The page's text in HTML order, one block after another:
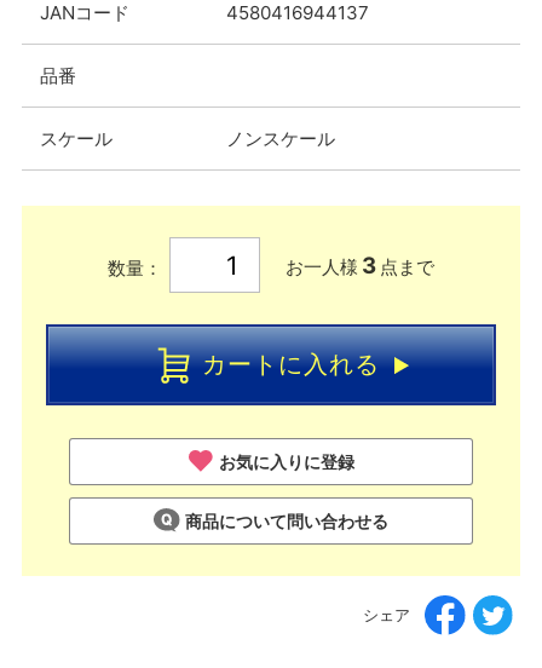
JANコード 4580416944137
品番
スケール ノンスケール
数量： お一人様 3 点まで
カートに入れる
お気に入りに登録
商品について問い合わせる
シェア